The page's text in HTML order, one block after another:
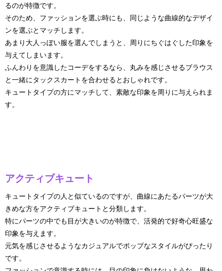
るのが特徴です。
そのため、ファッションを選ぶ時にも、同じような曲線的なデザイ
ンを選ぶとマッチします。
あまり大人っぽい服を選んでしまうと、周りにちぐはぐした印象を
与えてしまいます。
ふんわりを意識したコーデをするなら、丸みを感じさせるブラウス
と一緒にタックスカートを合わせるとおしゃれです。
キュートタイプの方にマッチして、素敵な印象を周りに与えられま
す。
アクティブキュート
キュートタイプの人と似ているのですが、曲線にあたるパーツが大
きめな方をアクティブキュートと分類します。
特にパーツの中でも目が大きいのが特徴で、活発的で好奇心旺盛な
印象を与えます。
元気を感じさせるようなカジュアルでポップなスタイルがぴったり
です。